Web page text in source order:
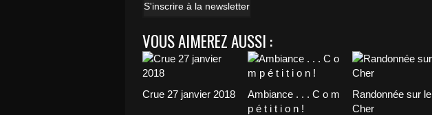
S'inscrire à la newsletter
VOUS AIMEREZ AUSSI :
Crue 27 janvier 2018
Ambiance . . . C o m
p é t i t i o n !
Randonnée sur le
Cher